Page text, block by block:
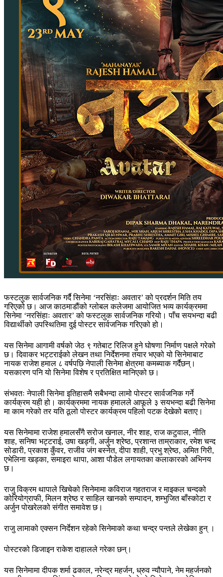
फस्टलुक सार्वजनिक गर्दै सिनेमा ‘नरसिंहाः अवतार’ को प्रदर्शन मिति तय
गरिएको छ। आज काठमाडौंको ग्लोबल कलेजमा आयोजित भव्य कार्यक्रममा
सिनेमा ‘नरसिंहाः अवतार’ को फस्टलुक सार्वजनिक गरियो। पाँच सयभन्दा बढी
विद्यार्थीको उपस्थितिमा दुई पोस्टर सार्वजनिक गरिएको हो।
यस सिनेमा आगामी वर्षको जेठ ९ गतेबाट रिलिज हुने घोषणा निर्माण पक्षले गरेको
छ। दिवाकर भट्टराईको लेखन तथा निर्देशनमा तयार भएको यो सिनेमाबाट
नायक राजेश हमाल ८ वर्षपछि नेपाली सिनेमा क्षेत्रमा कमब्याक गर्दैछन्।
यसकारण पनि यो सिनेमा विशेष र प्रतिक्षित मानिएको छ।
संभवतः नेपाली सिनेमा इतिहासमै सबैभन्दा लामो पोस्टर सार्वजनिक गर्ने
कार्यक्रम यही हो। कार्यक्रममा नायक हमालले आफूले ३ सयभन्दा बढी सिनेमा
मा काम गरेको तर यति ठूलो पोस्टर कार्यक्रम पहिलो पटक देखेको बताए।
यस सिनेमामा राजेश हमालसँगै सरोज खनाल, नीर शाह, राज कटुवाल, नीति
शाह, सनिषा भट्टराई, उषा खड्गी, अर्जुन श्रेष्ठ, प्रशान्त ताम्राकार, रमेश चन्द
सोडारी, प्रकाश कुँवर, राजीव जंग बस्नेत, दीपा शाही, प्रभु श्रेष्ठ, अमित गिरी,
एभेलिना खड्का, समाइरा थापा, आशा पौडेल लगायतका कलाकारको अभिनय
छ।
राजु विक्रम थापाले खिचेको सिनेमामा कविराज गहतराज र माइकल चन्दको
कोरियोग्राफी, मिलन श्रेष्ठ र साहिल खानको सम्पादन, शम्भुजित बाँस्कोटा र
अर्जुन पोखरेलको संगीत समावेश छ।
राजु लामाको एक्सन निर्देशन रहेको सिनेमाको कथा चन्द्र पन्तले लेखेका हुन् ।
पोस्टरको डिजाइन राकेश दाहालले गरेका छन्।
यस सिनेमामा दीपक शर्मा ढकाल, नरेन्द्र महर्जन, ध्रुव न्यौपाने, नेम महर्जनको